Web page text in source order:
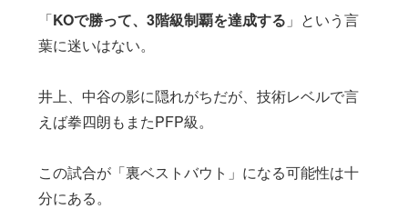
「KOで勝って、3階級制覇を達成する 」という言
葉に迷いはない。
井上、中谷の影に隠れがちだが、技術レベルで言
えば拳四朗もまたPFP級。
この試合が「裏ベストバウト」になる可能性は十
分にある。